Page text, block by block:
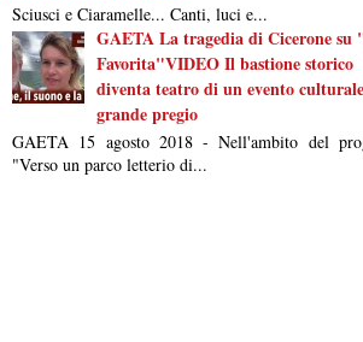
Sciusci e Ciaramelle... Canti, luci e...
GAETA La tragedia di Cicerone su
Favorita"VIDEO Il bastione storico
diventa teatro di un evento
grande pregio
GAETA 15 agosto 2018 - Nell'ambito del
"Verso un parco letterio di...